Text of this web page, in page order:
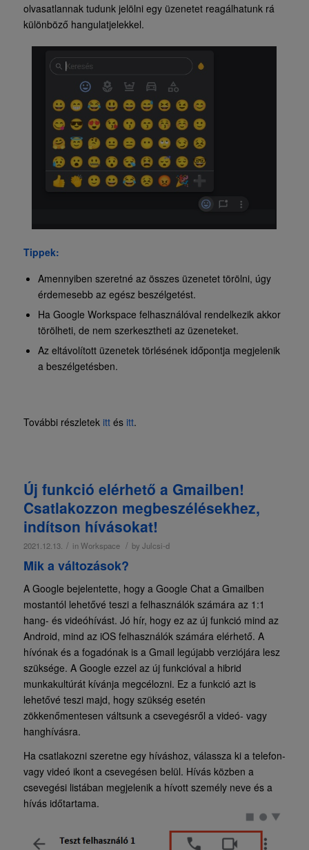
olvasatlannak tudunk jelölni egy üzenetet reagálhatunk rá
különböző hangulatjelekkel.
Tippek:
Amennyiben szeretné az összes üzenetet törölni, úgy
érdemesebb az egész beszélgetést.
Ha Google Workspace felhasználóval rendelkezik akkor
törölheti, de nem szerkesztheti az üzeneteket.
Az eltávolított üzenetek törlésének időpontja megjelenik
a beszélgetésben.
További részletek ittés itt.
Új funkció elérhető a Gmailben!
Csatlakozzon megbeszélésekhez,
indítson hívásokat!
2021.12.13. / inWorkspace / by Julcsi-d
Mik a változások?
A Google bejelentette, hogy a Google Chat a Gmailben
mostantól lehetővé teszi a felhasználók számára az 1:1
hang- és videóhívást. Jó hír, hogy ez az új funkció mind az
Android, mind az iOS felhasználók számára elérhető. A
hívónak és a fogadónak is a Gmail legújabb verziójára lesz
szüksége. A Google ezzel az új funkcióval a hibrid
munkakultúrát kívánja megcélozni. Ez a funkció azt is
lehetővé teszi majd, hogy szükség esetén
zökkenőmentesen váltsunk a csevegésről a videó- vagy
hanghívásra.
Ha csatlakozni szeretne egy híváshoz, válassza ki a telefon-
vagy videó ikont a csevegésen belül. Hívás közben a
csevegési listában megjelenik a hívott személy neve és a
hívás időtartama.